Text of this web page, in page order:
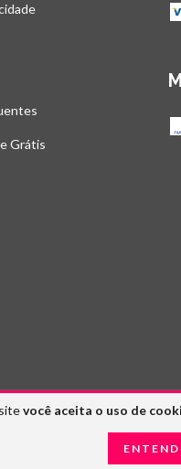
você aceita o uso de
Grátis